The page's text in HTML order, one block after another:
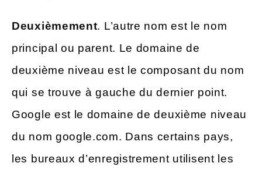
Deuxièmement. L’autre nom est le nom
principal ou parent. Le domaine de
deuxième niveau est le composant du nom
qui se trouve à gauche du dernier point.
Google est le domaine de deuxième niveau
du nom google.com. Dans certains pays,
les bureaux d’enregistrement utilisent les